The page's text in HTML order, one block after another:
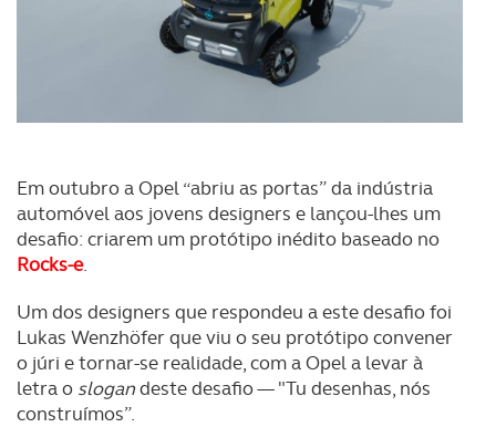
Em outubro a Opel “abriu as portas” da indústria
automóvel aos jovens designers e lançou-lhes um
desafio: criarem um protótipo inédito baseado no
Rocks-e.
Um dos designers que respondeu a este desafio foi
Lukas Wenzhöfer que viu o seu protótipo convener
o júri e tornar-se realidade, com a Opel a levar à
letra o slogandeste desafio — "Tu desenhas, nós
construímos”.